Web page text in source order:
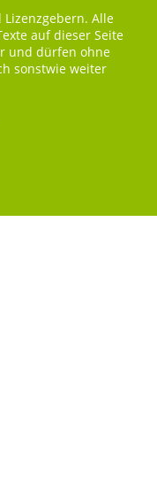
Lizenzgebern. Alle
auf dieser Seite
und dürfen ohne
sonstwie weiter